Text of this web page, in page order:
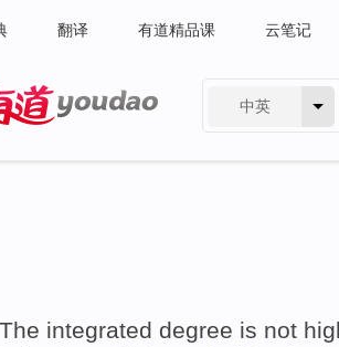
翻译 有道精品课 云笔记
中英
The integrated degree is not